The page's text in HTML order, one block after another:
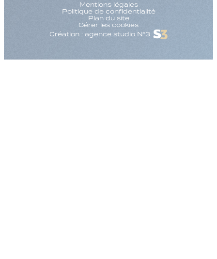
Mentions légales
Politique de confidentialité
Plan du site
Gérer les cookies
Création : agence studio N°3